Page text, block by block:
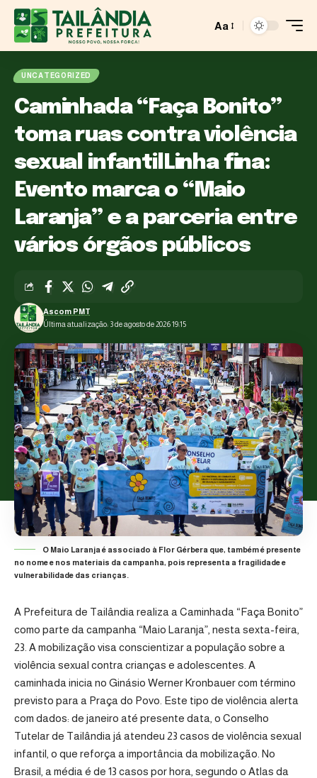
Aa
UNCATEGORIZED
Caminhada “Faça Bonito”
toma ruas contra violência
sexual infantilLinha fina:
Evento marca o “Maio
Laranja” e a parceria entre
vários órgãos públicos
Última atualização: 3 de agosto de 2026 19:15
Ascom PMT
O Maio Laranja é associado à Flor Gérbera que, também é presente
no nome e nos materiais da campanha, pois representa a fragilidade e
vulnerabilidade das crianças.
A Prefeitura de Tailândia realiza a Caminhada “Faça Bonito”
como parte da campanha “Maio Laranja”, nesta sexta-feira,
23. A mobilização visa conscientizar a população sobre a
violência sexual contra crianças e adolescentes. A
caminhada inicia no Ginásio Werner Kronbauer com término
previsto para a Praça do Povo. Este tipo de violência alerta
com dados: de janeiro até presente data, o Conselho
Tutelar de Tailândia já atendeu 23 casos de violência sexual
infantil, o que reforça a importância da mobilização. No
Brasil, a média é de 13 casos por hora, segundo o Atlas da